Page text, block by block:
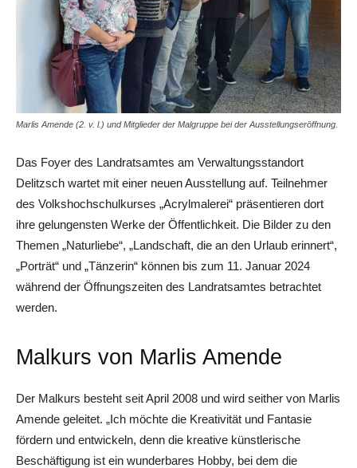
Marlis Amende (2. v. l.) und Mitglieder der Malgruppe bei der Ausstellungseröffnung.
Das Foyer des Landratsamtes am Verwaltungsstandort
Delitzsch wartet mit einer neuen Ausstellung auf. Teilnehmer
des Volkshochschulkurses „Acrylmalerei“ präsentieren dort
ihre gelungensten Werke der Öffentlichkeit. Die Bilder zu den
Themen „Naturliebe“, „Landschaft, die an den Urlaub erinnert“,
„Porträt“ und „Tänzerin“ können bis zum 11. Januar 2024
während der Öffnungszeiten des Landratsamtes betrachtet
werden.
Malkurs von Marlis Amende
Der Malkurs besteht seit April 2008 und wird seither von Marlis
Amende geleitet. „Ich möchte die Kreativität und Fantasie
fördern und entwickeln, denn die kreative künstlerische
Beschäftigung ist ein wunderbares Hobby, bei dem die